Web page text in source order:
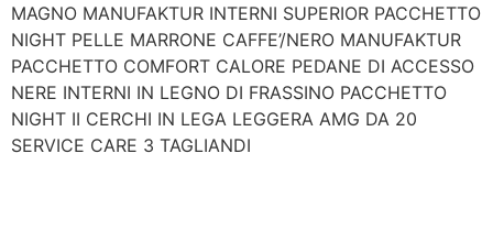
MAGNO MANUFAKTUR INTERNI SUPERIOR PACCHETTO
NIGHT PELLE MARRONE CAFFE’/NERO MANUFAKTUR
PACCHETTO COMFORT CALORE PEDANE DI ACCESSO
NERE INTERNI IN LEGNO DI FRASSINO PACCHETTO
NIGHT II CERCHI IN LEGA LEGGERA AMG DA 20
SERVICE CARE 3 TAGLIANDI